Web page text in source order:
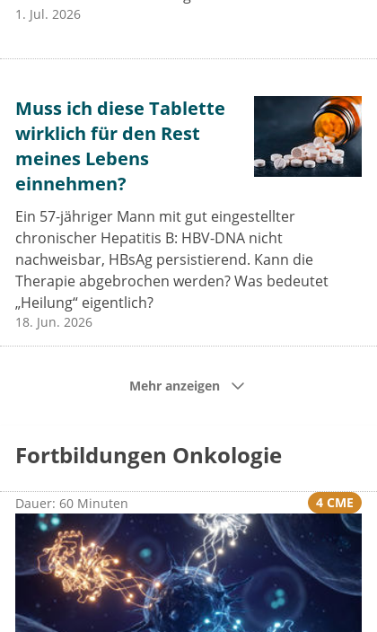
1. Jul. 2026
Muss ich diese Tablette
wirklich für den Rest
meines Lebens
einnehmen?
Ein 57-jähriger Mann mit gut eingestellter
chronischer Hepatitis B: HBV-DNA nicht
nachweisbar, HBsAg persistierend. Kann die
Therapie abgebrochen werden? Was bedeutet
„Heilung“ eigentlich?
18. Jun. 2026
Mehr anzeigen
Fortbildungen Onkologie
Dauer: 60 Minuten 4 CME